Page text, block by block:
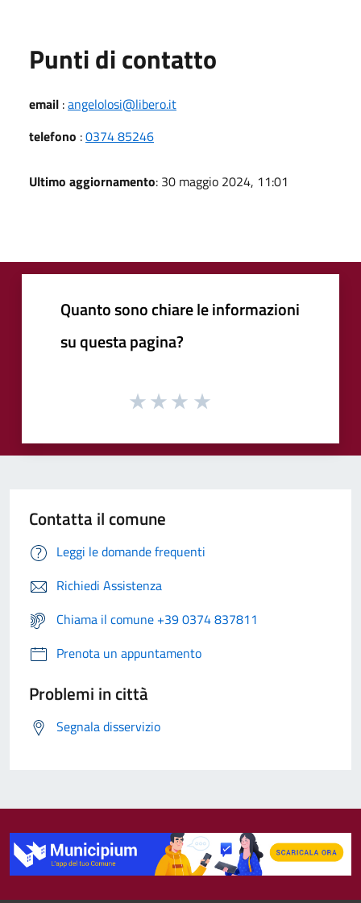
Punti di contatto
email :angelolosi@libero.it
telefono :0374 85246
Ultimo aggiornamento: 30 maggio 2024, 11:01
Quanto sono chiare le informazioni
su questa pagina?
Contatta il comune
Leggi le domande frequenti
Richiedi Assistenza
Chiama il comune +39 0374 837811
Prenota un appuntamento
Problemi in città
Segnala disservizio